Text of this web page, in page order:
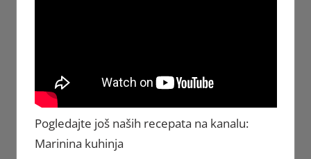
Pogledajte još naših recepata na kanalu:
Marinina kuhinja